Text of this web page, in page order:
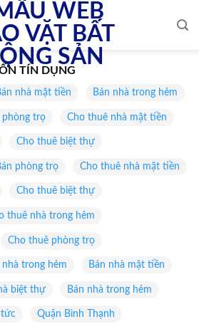
TÍN DỤNG
nhà mặt tiền Bán nhà trong hẻm
phòng trọ Cho thuê nhà mặt tiền
Cho thuê biệt thự
phòng trọ Cho thuê nhà mặt tiền
Cho thuê biệt thự
thuê nhà trong hẻm
Cho thuê phòng trọ
nhà trong hẻm Bán nhà mặt tiền
biệt thự Bán nhà trong hẻm
tức Quận Bình Thạnh